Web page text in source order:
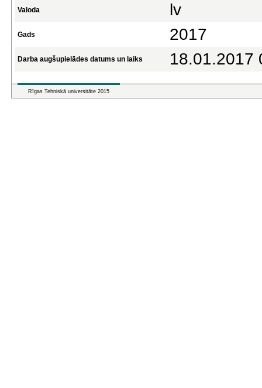
Valoda lv
Gads 2017
Darba augšupielādes datums un laiks 18.01.2017
Rīgas Tehniskā universitāte 2015